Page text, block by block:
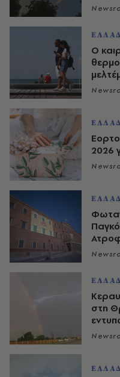
Ο
2026
στη